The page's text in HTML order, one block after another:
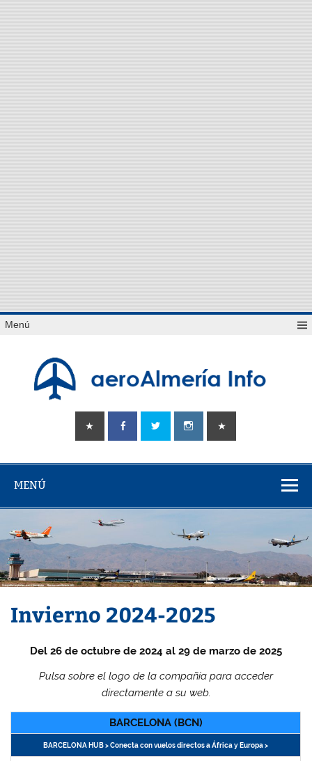
Saltar
alMenú
aeroAlmería
info
Tu portal sobre el aeropuerto de Almería
MENÚ
Invierno 2024-2025
Del 26 de octubre de 2024 al 29 de marzo de 2025
Pulsa sobre el logo de la compañía para acceder
directamente a su web.
BARCELONA (BCN)
BARCELONA HUB > Conecta con vuelos directos a África y Europa >